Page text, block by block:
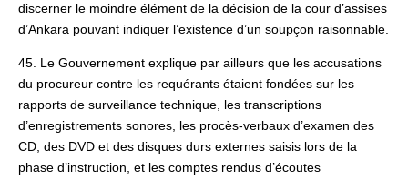
discerner le moindre élément de la décision de la cour d’assises
d’Ankara pouvant indiquer l’existence d’un soupçon raisonnable.
45. Le Gouvernement explique par ailleurs que les accusations
du procureur contre les requérants étaient fondées sur les
rapports de surveillance technique, les transcriptions
d’enregistrements sonores, les procès-verbaux d’examen des
CD, des DVD et des disques durs externes saisis lors de la
phase d’instruction, et les comptes rendus d’écoutes